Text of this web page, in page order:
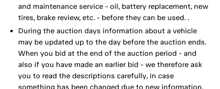
and maintenance service - oil, battery replacement, new
tires, brake review, etc. - before they can be used. .
During the auction days information about a vehicle
may be updated up to the day before the auction ends.
When you bid at the end of the auction period - and
also if you have made an earlier bid - we therefore ask
you to read the descriptions carefully, in case
something has been changed due to new information.